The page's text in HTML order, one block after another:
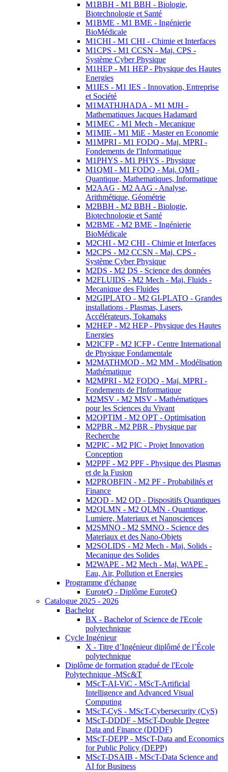
M1BBH - M1 BBH - Biologie,
Biotechnologie et Santé
M1BME - M1 BME - Ingénierie
BioMédicale
M1CHI - M1 CHI - Chimie et Interfaces
M1CPS - M1 CCSN - Maj. CPS -
Système Cyber Physique
M1HEP - M1 HEP - Physique des Hautes
Energies
M1IES - M1 IES - Innovation, Entreprise
et Société
M1MATHJHADA - M1 MJH -
Mathematiques Jacques Hadamard
M1MEC - M1 Mech - Mecanique
M1MIE - M1 MiE - Master en Economie
M1MPRI - M1 FODQ - Maj. MPRI -
Fondements de l'Informatique
M1PHYS - M1 PHYS - Physique
M1QMI - M1 FODQ - Maj. QMI -
Quantique, Mathematiques, Informatique
M2AAG - M2 AAG - Analyse,
Arithmétique, Géométrie
M2BBH - M2 BBH - Biologie,
Biotechnologie et Santé
M2BME - M2 BME - Ingénierie
BioMédicale
M2CHI - M2 CHI - Chimie et Interfaces
M2CPS - M2 CCSN - Maj. CPS -
Système Cyber Physique
M2DS - M2 DS - Science des données
M2FLUIDS - M2 Mech - Maj. Fluids -
Mecanique des Fluides
M2GIPLATO - M2 GI-PLATO - Grandes
installations - Plasmas, Lasers,
Accélérateurs, Tokamaks
M2HEP - M2 HEP - Physique des Hautes
Energies
M2ICFP - M2 ICFP - Centre International
de Physique Fondamentale
M2MATHMOD - M2 MM - Modélisation
Mathématique
M2MPRI - M2 FODQ - Maj. MPRI -
Fondements de l'Informatique
M2MSV - M2 MSV - Mathématiques
pour les Sciences du Vivant
M2OPTIM - M2 OPT - Optimisation
M2PBR - M2 PBR - Physique par
Recherche
M2PIC - M2 PIC - Projet Innovation
Conception
M2PPF - M2 PPF - Physique des Plasmas
et de la Fusion
M2PROBFIN - M2 PF - Probabilités et
Finance
M2QD - M2 QD - Dispositifs Quantiques
M2QLMN - M2 QLMN - Quantique,
Lumiere, Materiaux et Nanosciences
M2SMNO - M2 SMNO - Science des
Materiaux et des Nano-Objets
M2SOLIDS - M2 Mech - Maj. Solids -
Mecanique des Solides
M2WAPE - M2 Mech - Maj. WAPE -
Eau, Air, Pollution et Energies
Programme d'échange
EuroteQ - Diplôme EuroteQ
Catalogue 2025 - 2026
Bachelor
BX - Bachelor of Science de l'Ecole
polytechnique
Cycle Ingénieur
X - Titre d’Ingénieur diplômé de l’École
polytechnique
Diplôme de formation gradué de l'Ecole
Polytechnique -MSc&T
MScT-AI-ViC - MScT-Artificial
Intelligence and Advanced Visual
Computing
MScT-CyS - MScT-Cybersecurity (CyS)
MScT-DDDF - MScT-Double Degree
Data and Finance (DDDF)
MScT-DEPP - MScT-Data and Economics
for Public Policy (DEPP)
MScT-DSAIB - MScT-Data Science and
AI for Business